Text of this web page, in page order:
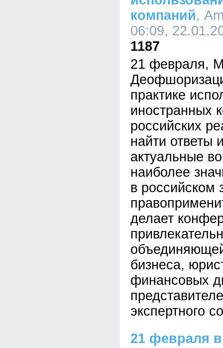
компаний,
06:09,
1187
21 февраля,
практике
иностранных
российских
найти ответы
актуальные
наиболее
в российском
делает
бизнеса,
финансовых
экспертного
21 февраля